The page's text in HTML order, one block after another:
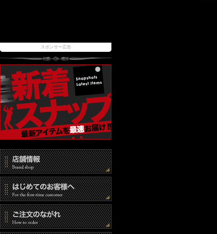
スポンサー広告